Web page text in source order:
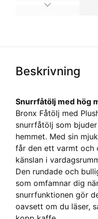
Beskrivning
Snurrfåtölj med hög
Bronx Fåtölj med
snurrfåtölj som
hemmet. Med sin
får den ett varmt och
känslan i
Den rundade och
som omfamnar dig
snurrfunktionen gör
oavsett om du läser,